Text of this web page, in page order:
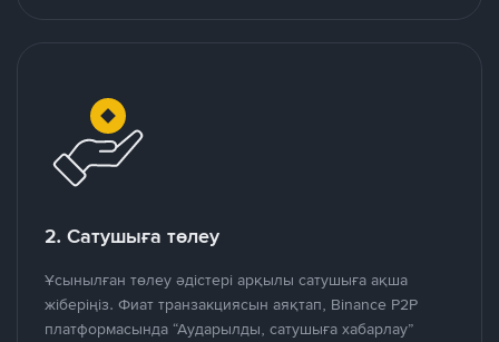
2. Сатушыға төлеу
Ұсынылған төлеу әдістері арқылы сатушыға ақша
жіберіңіз. Фиат транзакциясын аяқтап, Binance P2P
платформасында “Аударылды, сатушыға хабарлау”